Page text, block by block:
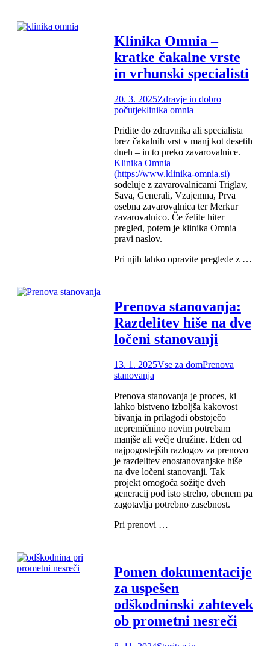
Klinika Omnia –
kratke čakalne vrste
in vrhunski specialisti
20. 3. 2025Zdravje in dobro
počutjeklinika omnia
Pridite do zdravnika ali specialista
brez čakalnih vrst v manj kot desetih
dneh – in to preko zavarovalnice.
Klinika Omnia
(https://www.klinika-omnia.si)
sodeluje z zavarovalnicami Triglav,
Sava, Generali, Vzajemna, Prva
osebna zavarovalnica ter Merkur
zavarovalnico. Če želite hiter
pregled, potem je klinika Omnia
pravi naslov.
Pri njih lahko opravite preglede z …
Prenova stanovanja:
Razdelitev hiše na dve
ločeni stanovanji
13. 1. 2025Vse za domPrenova
stanovanja
Prenova stanovanja je proces, ki
lahko bistveno izboljša kakovost
bivanja in prilagodi obstoječo
nepremičnino novim potrebam
manjše ali večje družine. Eden od
najpogostejših razlogov za prenovo
je razdelitev enostanovanjske hiše
na dve ločeni stanovanji. Tak
projekt omogoča sožitje dveh
generacij pod isto streho, obenem pa
zagotavlja potrebno zasebnost.
Pri prenovi …
Pomen dokumentacije
za uspešen
odškodninski zahtevek
ob prometni nesreči